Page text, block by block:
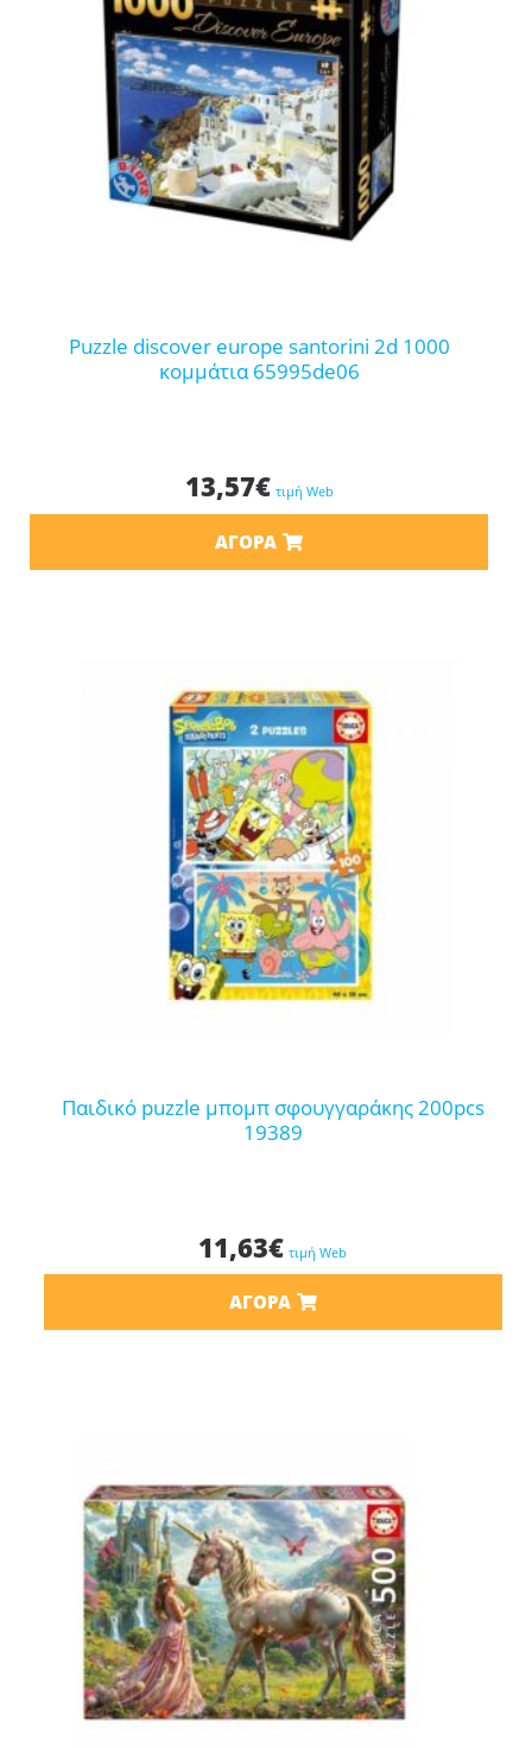
puzzle discover europe santorini 2d 1000
κομμάτια 65995de06
13,57€ τιμή Web
ΑΓΟΡΆ
παιδικό puzzle μπομπ σφουγγαράκης 200pcs
19389
11,63€ τιμή Web
ΑΓΟΡΆ